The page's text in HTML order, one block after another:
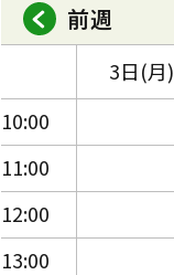
前週
10:00
11:00
12:00
13:00
3日(月)